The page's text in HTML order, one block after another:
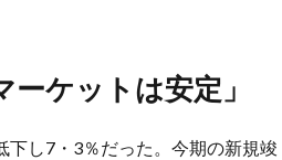
ーケットは安定」
し7・3％だった。今期の新規竣